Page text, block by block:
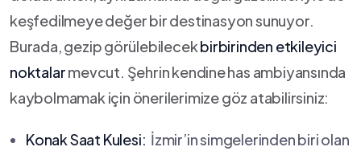
keşfedilmeye ​değer​ bir destinasyon sunuyor.
Burada, gezip ⁣görülebilecekbirbirinden etkileyici
noktalarmevcut. Şehrin kendine ⁢has ambiyansında
kaybolmamak için önerilerimize göz atabilirsiniz:
Konak Saat Kulesi: ‍ İzmir’in simgelerinden biri olan